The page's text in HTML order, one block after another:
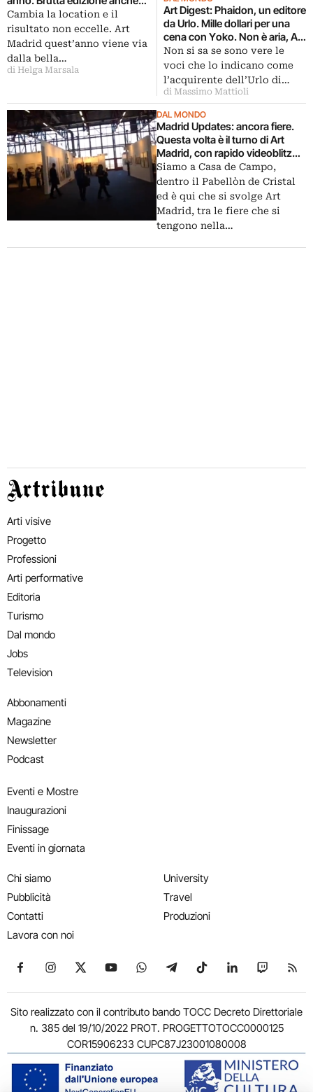
per Art Madrid. Videoblitz e un
po’ di foto
Cambia la location e il
risultato non eccelle. Art
Madrid quest’anno viene via
dalla bella…
di Helga Marsala
Art Digest: Phaidon, un editore
da Urlo. Mille dollari per una
cena con Yoko. Non è aria, Art
Madrid butta il cuore oltre il
2013
Non si sa se sono vere le
voci che lo indicano come
l’acquirente dell’Urlo di…
di Massimo Mattioli
DAL MONDO
Madrid Updates: ancora fiere.
Questa volta è il turno di Art
Madrid, con rapido videoblitz
dentro il Pabellòn de Cristal
Siamo a Casa de Campo,
dentro il Pabellòn de Cristal
ed è qui che si svolge Art
Madrid, tra le fiere che si
tengono nella…
Artribune
Arti visive
Progetto
Professioni
Arti performative
Editoria
Turismo
Dal mondo
Jobs
Television
Abbonamenti
Magazine
Newsletter
Podcast
Eventi e Mostre
Inaugurazioni
Finissage
Eventi in giornata
Chi siamo
Pubblicità
Contatti
Lavora con noi
University
Travel
Produzioni
Seguici su Facebook
Seguici su Instagram
Seguici su X
Seguici su YouTube
Seguici su WhatsApp
Seguici su Telegram
Seguici su TikTok
Seguici su
Seguici
Sito realizzato con il contributo bando TOCC Decreto Direttoriale
n. 385 del 19/10/2022 PROT. PROGETTOTOCC0000125
COR15906233 CUPC87J23001080008